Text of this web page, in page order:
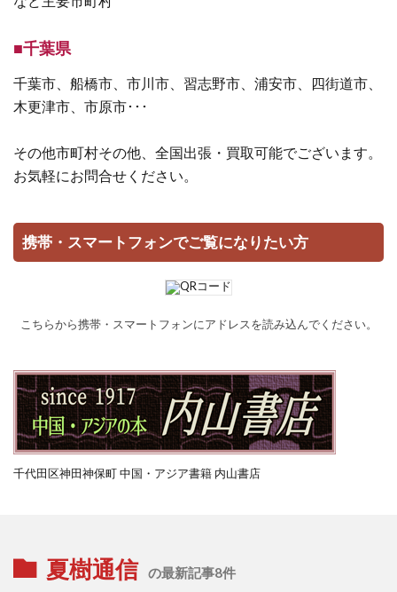
■千葉県
千葉市、船橋市、市川市、習志野市、浦安市、四街道市、
木更津市、市原市･･･
その他市町村その他、全国出張・買取可能でございます。
お気軽にお問合せください。
携帯・スマートフォンでご覧になりたい方
こちらから携帯・スマートフォンにアドレスを読み込んでください。
千代田区神田神保町 中国・アジア書籍 内山書店
夏樹通信 の最新記事8件